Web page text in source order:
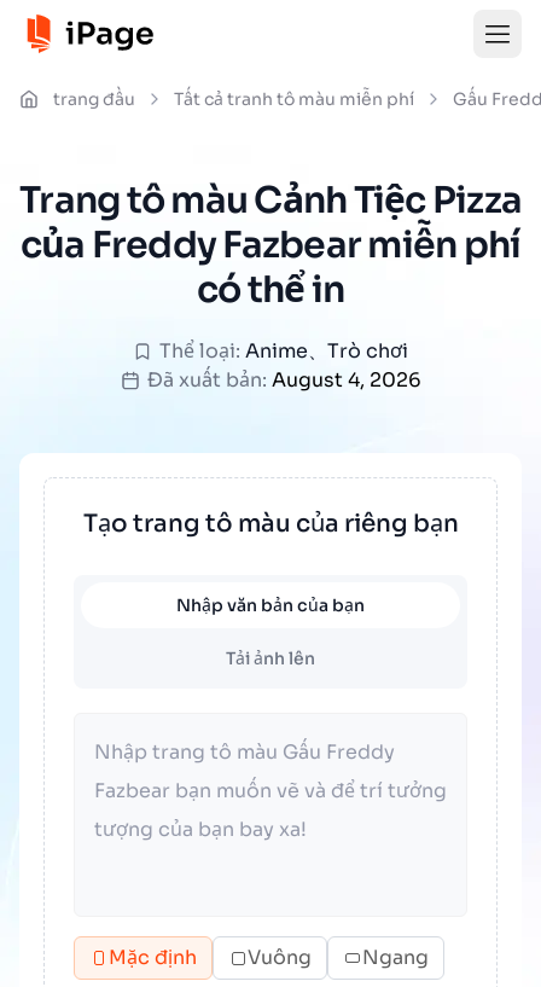
trang đầu Tất cả tranh tô màu miễn phí Gấu
Trang tô màu Cảnh Tiệc Pizza
của Freddy Fazbear miễn phí
có thể in
Thể loại: Anime、 Trò chơi
Đã xuất bản: August 4, 2026
Tạo trang tô màu của riêng bạn
Nhập văn bản của bạn
Tải ảnh lên
Mặc định Vuông Ngang